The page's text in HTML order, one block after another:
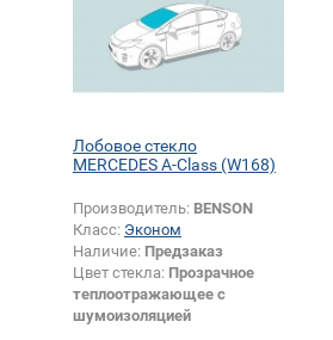
Лобовое стекло
MERCEDES A-Class (W168)
Производитель: BENSON
Класс: Эконом
Наличие: Предзаказ
Цвет стекла: Прозрачное
теплоотражающее с
шумоизоляцией